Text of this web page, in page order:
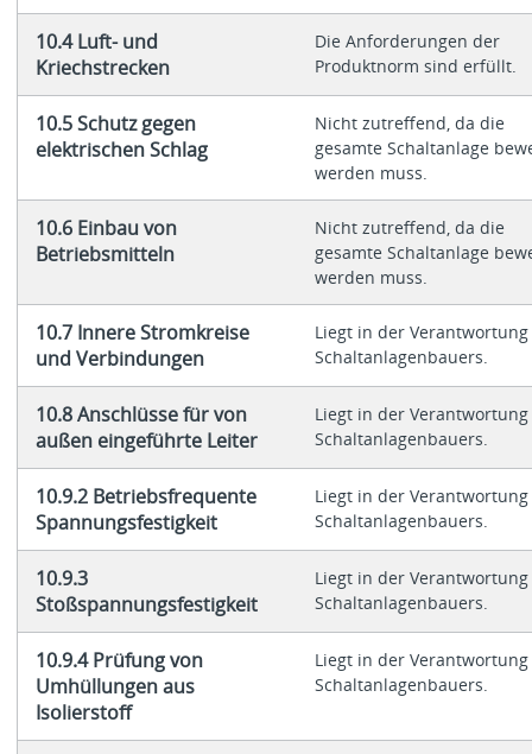
10.4 Luft- und
Kriechstrecken
Die Anforderungen der
Produktnorm sind erfüllt.
10.5 Schutz gegen
elektrischen Schlag
Nicht zutreffend, da die
gesamte Schaltanlage
werden muss.
10.6 Einbau von
Betriebsmitteln
Nicht zutreffend, da die
gesamte Schaltanlage
werden muss.
10.7 Innere Stromkreise
und Verbindungen
Liegt in der Verantwortung
Schaltanlagenbauers.
10.8 Anschlüsse für von
außen eingeführte Leiter
Liegt in der Verantwortung
Schaltanlagenbauers.
10.9.2 Betriebsfrequente
Spannungsfestigkeit
Liegt in der Verantwortung
Schaltanlagenbauers.
10.9.3
Stoßspannungsfestigkeit
Liegt in der Verantwortung
Schaltanlagenbauers.
10.9.4 Prüfung von
Umhüllungen aus
Isolierstoff
Liegt in der Verantwortung
Schaltanlagenbauers.